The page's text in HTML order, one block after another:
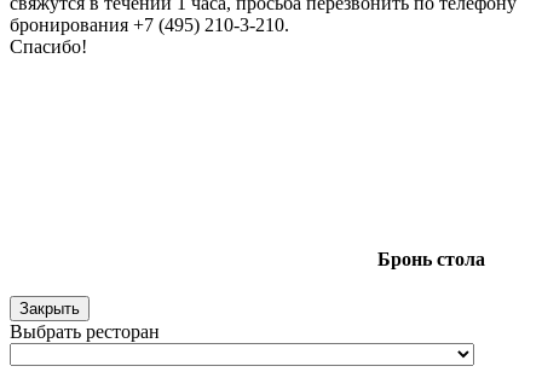
бронирования +7 (495) 210-3-210.
Спасибо!
Бронь стола
Закрыть
Выбрать ресторан